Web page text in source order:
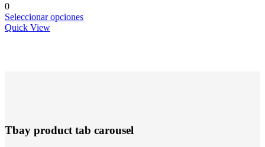
0
Seleccionar opciones
Quick View
Tbay product tab carousel